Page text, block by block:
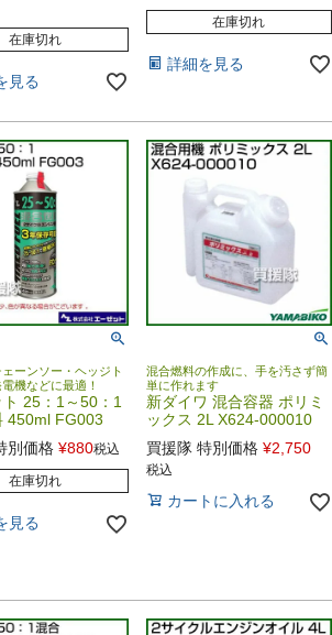
在庫切れ
見る
在庫切れ
詳細を見る
ーンソー・ヘッジト
機などに最適！
25：1～50：1
450ml FG003
別価格 ¥880税込
在庫切れ
見る
混合燃料の作成に、手を汚さず簡
単に作れます
新ダイワ 混合容器 ポリミ
ックス 2L X624-000010
買援隊 特別価格 ¥2,750
税込
カートに入れる